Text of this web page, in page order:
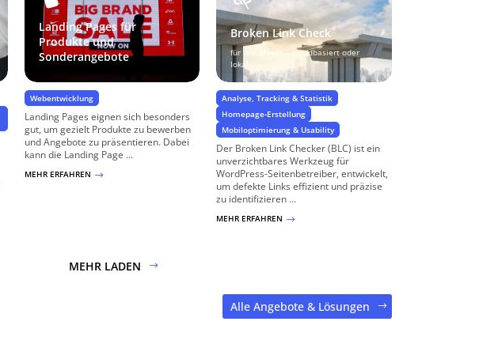
Landing Pages für
Produkte und
Sonderangebote
Webentwicklung
Landing Pages eignen sich besonders
gut, um gezielt Produkte zu bewerben
und Angebote zu präsentieren. Dabei
kann die Landing Page ...
MEHR ERFAHREN $
Broken Link Check
für WordPress – cloudbasiert oder
lokal
Analyse, Tracking & Statistik
Homepage-Erstellung
Mobiloptimierung & Usability
Der Broken Link Checker (BLC) ist ein
unverzichtbares Werkzeug für
WordPress-Seitenbetreiber, entwickelt,
um defekte Links effizient und präzise
zu identifizieren ...
MEHR ERFAHREN $
MEHR LADEN
Alle Angebote & Lösungen